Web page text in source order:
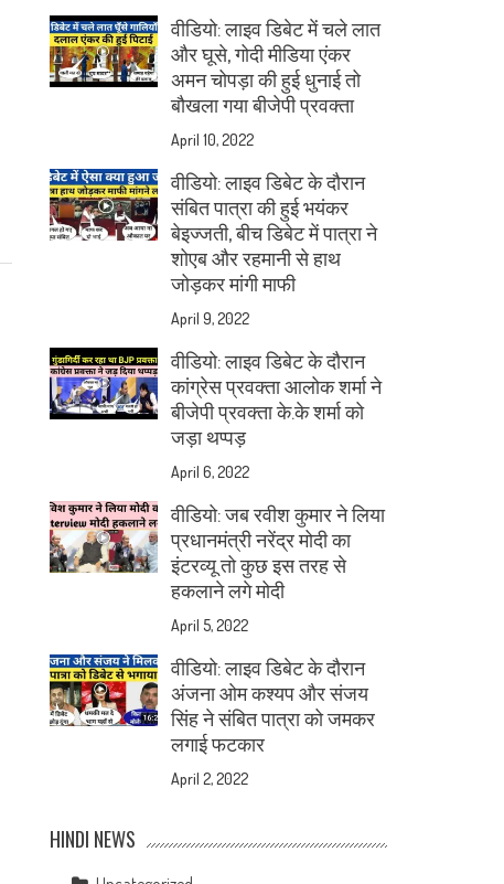
वीडियो: लाइव डिबेट में चले लात
और घूसे, गोदी मीडिया एंकर
अमन चोपड़ा की हुई धुनाई तो
बौखला गया बीजेपी प्रवक्ता
April 10, 2022
वीडियो: लाइव डिबेट के दौरान
संबित पात्रा की हुई भयंकर
बेइज्जती, बीच डिबेट में पात्रा ने
शोएब और रहमानी से हाथ
जोड़कर मांगी माफी
April 9, 2022
वीडियो: लाइव डिबेट के दौरान
कांग्रेस प्रवक्ता आलोक शर्मा ने
बीजेपी प्रवक्ता के.के शर्मा को
जड़ा थप्पड़
April 6, 2022
वीडियो: जब रवीश कुमार ने लिया
प्रधानमंत्री नरेंद्र मोदी का
इंटरव्यू तो कुछ इस तरह से
हकलाने लगे मोदी
April 5, 2022
वीडियो: लाइव डिबेट के दौरान
अंजना ओम कश्यप और संजय
सिंह ने संबित पात्रा को जमकर
लगाई फटकार
April 2, 2022
HINDI NEWS